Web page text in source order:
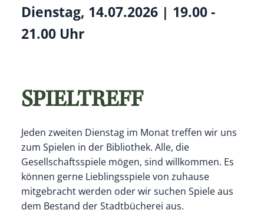
Dienstag, 14.07.2026 | 19.00 -
21.00 Uhr
SPIELTREFF
Jeden zweiten Dienstag im Monat treffen wir uns
zum Spielen in der Bibliothek. Alle, die
Gesellschaftsspiele mögen, sind willkommen. Es
können gerne Lieblingsspiele von zuhause
mitgebracht werden oder wir suchen Spiele aus
dem Bestand der Stadtbücherei aus.